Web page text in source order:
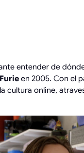
entender de
en 2005. Con el
cultura online,